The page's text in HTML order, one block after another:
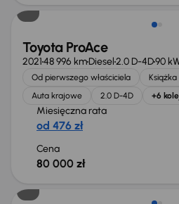
Toyota ProAce
202148 996 kmDiesel2.0 D-4D90
Od pierwszego właściciela
Auta krajowe
2.0 D-4D +6
Miesięczna rata
od 476 zł
Cena
80 000 zł